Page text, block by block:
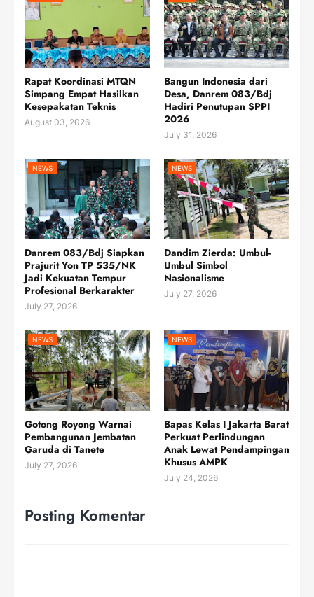
Rapat Koordinasi MTQN
Simpang Empat Hasilkan
Kesepakatan Teknis
August 03, 2026
Bangun Indonesia dari
Desa, Danrem 083/Bdj
Hadiri Penutupan SPPI
2026
July 31, 2026
NEWS
Danrem 083/Bdj Siapkan
Prajurit Yon TP 535/NK
Jadi Kekuatan Tempur
Profesional Berkarakter
July 27, 2026
NEWS
Dandim Zierda: Umbul-
Umbul Simbol
Nasionalisme
July 27, 2026
NEWS
Gotong Royong Warnai
Pembangunan Jembatan
Garuda di Tanete
July 27, 2026
NEWS
Bapas Kelas I Jakarta Barat
Perkuat Perlindungan
Anak Lewat Pendampingan
Khusus AMPK
July 24, 2026
Posting Komentar